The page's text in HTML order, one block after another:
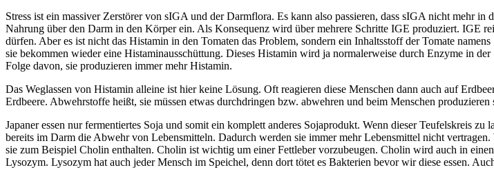
Stress ist ein massiver Zerstörer von sIGA und der Darmflora. Es kann also passieren, dass sIGA nicht mehr
Nahrung über den Darm in den Körper ein. Als Konsequenz wird über mehrere Schritte IGE produziert. IGE
dürfen. Aber es ist nicht das Histamin in den Tomaten das Problem, sondern ein Inhaltsstoff der Tomate
sie bekommen wieder eine Histaminausschüttung. Dieses Histamin wird ja normalerweise durch Enzyme in
Folge davon, sie produzieren immer mehr Histamin.
Das Weglassen von Histamin alleine ist hier keine Lösung. Oft reagieren diese Menschen dann auch auf
Erdbeere. Abwehrstoffe heißt, sie müssen etwas durchdringen bzw. abwehren und beim Menschen
Japaner essen nur fermentiertes Soja und somit ein komplett anderes Sojaprodukt. Wenn dieser Teufelskreis
bereits im Darm die Abwehr von Lebensmitteln. Dadurch werden sie immer mehr Lebensmittel nicht
sie zum Beispiel Cholin enthalten. Cholin ist wichtig um einer Fettleber vorzubeugen. Cholin wird auch in
Lysozym. Lysozym hat auch jeder Mensch im Speichel, denn dort tötet es Bakterien bevor wir diese essen.